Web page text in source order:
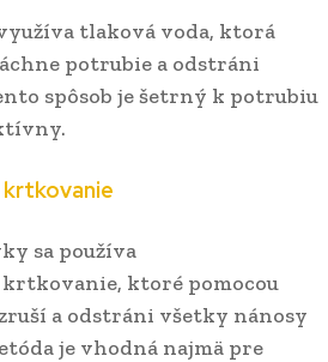
tlaková voda, ktorá
potrubie a odstráni
spôsob je šetrný k potrubiu
sa používa
ktoré pomocou
a odstráni všetky nánosy
je vhodná najmä pre